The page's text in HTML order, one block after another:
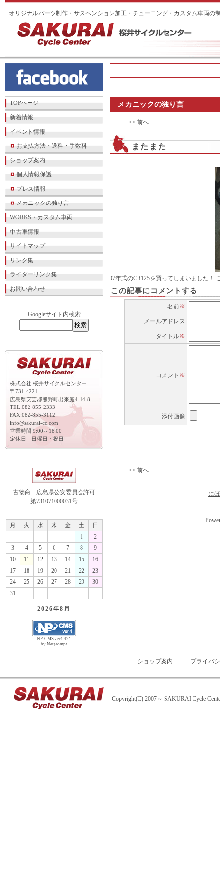
オリジナルパーツ制作・サスペンション加工・チューニング・カスタム車両の
TOPページ
新着情報
イベント情報
お支払方法・送料・手数料
ショップ案内
個人情報保護
プレス情報
メカニックの独り言
WORKS・カスタム車両
中古車情報
サイトマップ
リンク集
ライダーリンク集
お問い合わせ
Googleサイト内検索
株式会社 桜井サイクルセンター
〒731-4221
広島県安芸郡熊野町出来庭4-14-8
TEL:082-855-2333
FAX:082-855-3112
info@sakurai-cc.com
営業時間 9:00～18:00
定休日 日曜日・祝日
古物商 広島県公安委員会許可
第731071000031号
月 火 水 木 金 土
日
1
2
3
4 5 6 7 8
9
10
11 12 13 14 15
16
17
18 19 20 21 22
23
24
25 26 27 28 29
30
31
2026年8月
NP-CMS ver4.421
by Netprompt
メカニックの独り言
<< 前へ
またまた
07年式のCR125を買ってしまいました！
この記事にコメントする
名前※
メールアドレス
タイトル※
コメント ※
添付画像
<< 前へ
に
ショップ案内 プライバ
Copyright(C) 2007～ SAKURAI Cycle